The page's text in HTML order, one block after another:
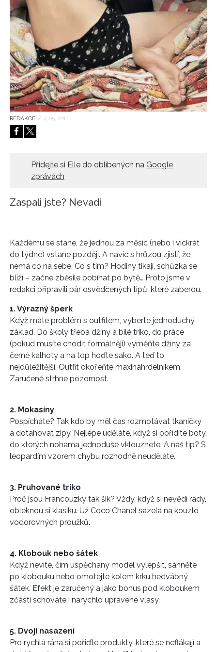
HOME
REDAKCE / 4. 05. 2011
Přidejte si Elle do oblíbených na Google
zprávách
Zaspali jste? Nevadí
Každému se stane, že jednou za měsíc (nebo i víckrát
do týdne) vstane později. A navíc s hrůzou zjistí, že
nemá co na sebe. Co s tím? Hodiny tikají, schůzka se
blíží – začne zběsile pobíhat po bytě… Proto jsme v
redakci připravili pár osvědčených tipů, které zaberou.
1. Výrazný šperk
Když máte problém s outfitem, vyberte jednoduchý
základ. Do školy třeba džíny a bílé triko, do práce
(pokud musíte chodit formálněji) vyměňte džíny za
černé kalhoty a na top hoďte sako. A teď to
nejdůležitější. Outfit okořeňte maxináhrdelníkem.
Zaručeně strhne pozornost.
2. Mokasíny
Pospícháte? Tak kdo by měl čas rozmotávat tkaničky
a dotahovat zipy. Nejlépe uděláte, když si pořídíte boty,
do kterých nohama jednoduše vklouznete. A náš tip? S
leopardím vzorem chybu rozhodně neuděláte.
3. Pruhované triko
Proč jsou Francouzky tak šik? Vždy, když si nevědí rady,
obléknou si klasiku. Už Coco Chanel sázela na kouzlo
vodorovných proužků.
4. Klobouk nebo šátek
Když nevíte, čím uspěchaný model vylepšit, sáhněte
po klobouku nebo omotejte kolem krku hedvábný
šátek. Efekt je zaručený a jako bonus pod kloboukem
zčásti schováte i narychlo upravené vlasy.
5. Dvojí nasazení
Pro rychlá rána si pořiďte produkty, které se neflákají a